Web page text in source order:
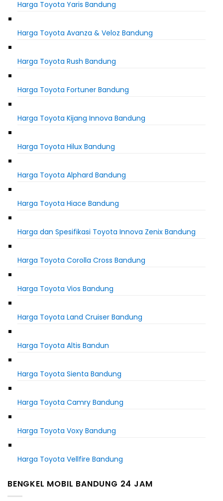
Harga Toyota Yaris Bandung
Harga Toyota Avanza & Veloz Bandung
Harga Toyota Rush Bandung
Harga Toyota Fortuner Bandung
Harga Toyota Kijang Innova Bandung
Harga Toyota Hilux Bandung
Harga Toyota Alphard Bandung
Harga Toyota Hiace Bandung
Harga dan Spesifikasi Toyota Innova Zenix Bandung
Harga Toyota Corolla Cross Bandung
Harga Toyota Vios Bandung
Harga Toyota Land Cruiser Bandung
Harga Toyota Altis Bandun
Harga Toyota Sienta Bandung
Harga Toyota Camry Bandung
Harga Toyota Voxy Bandung
Harga Toyota Vellfire Bandung
BENGKEL MOBIL BANDUNG 24 JAM